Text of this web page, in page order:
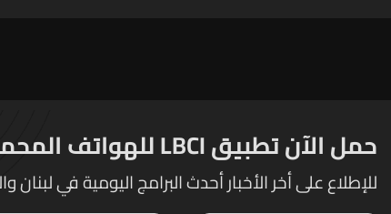
حمل الآن تطبيق LBCI للهواتف المحمولة
للإطلاع على أخر الأخبار أحدث البرامج اليومية في لبنان